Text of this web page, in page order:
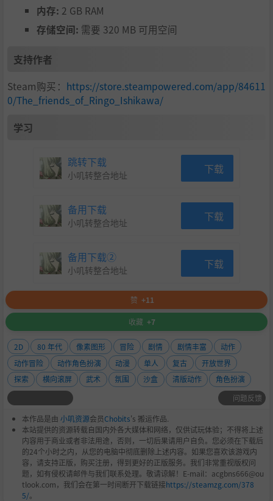
内存: 2 GB RAM
存储空间: 需要 320 MB 可用空间
支持作者
Steam购买： https://store.steampowered.com/app/84611
0/The_friends_of_Ringo_Ishikawa/
学习
跳转下载
小叽转整合地址 下载
备用下载
小叽转整合地址 下载
备用下载②
小叽转整合地址 下载
赞 +11
收藏 +7
2D 80 年代 像素图形 冒险 剧情 剧情丰富
动作
动作冒险
动作角色扮演 动漫 单人 复古
开放世界
探索
横向滚屏 武术 氛围 沙盒 清版动作
角色扮演
问题反馈
本作品是由 小叽资源会员Chobits's 搬运作品.
本站提供的资源转载自国内外各大媒体和网络，仅供试玩体验；不得将上述
内容用于商业或者非法用途，否则，一切后果请用户自负。您必须在下载后
的24个小时之内，从您的电脑中彻底删除上述内容。如果您喜欢该游戏内
容，请支持正版，购买注册，得到更好的正版服务。我们非常重视版权问
题，如有侵权请邮件与我们联系处理。敬请谅解！E-mail：acgbns666@ou
tlook.com，我们会在第一时间断开下载链接https://steamzg.com/378
5/。